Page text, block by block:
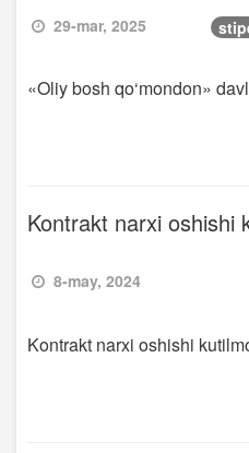
29-mar, 2025
«Oliy bosh qo‘mondon»
Kontrakt narxi oshishi
8-may, 2024
Kontrakt narxi oshishi